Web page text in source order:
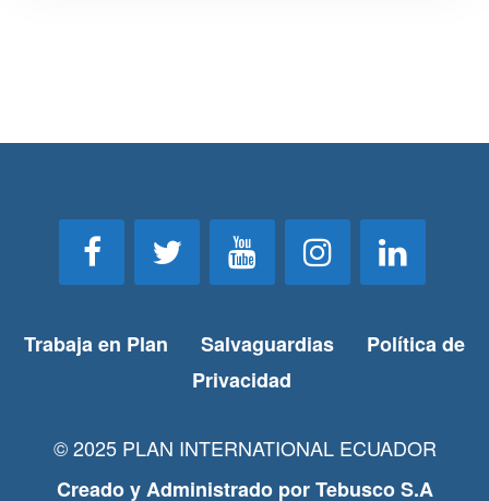
Trabaja en Plan Salvaguardias
Política de
Privacidad
© 2025 PLAN INTERNATIONAL ECUADOR
Creado y Administrado porTebusco S.A